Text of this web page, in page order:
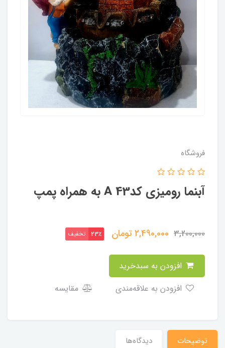
فروشگاه
آبنما رومیزی کدA 43 به همراه پمپ
3,200,000
2,490,000تومان 23٪ تخفیف
مقایسه
توضیحات دیدگاه‌ها